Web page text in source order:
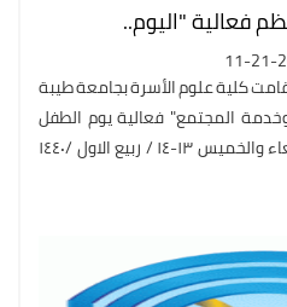
فعالية "اليوم..
11-21-
كلية علوم الأسرة بجامعة طيبة
المجتمع" فعالية يوم الطفل
العالمي " الموافق يومي الأربعاء والخميس ١٣-١٤ / ربيع الاول /١٤٤٠